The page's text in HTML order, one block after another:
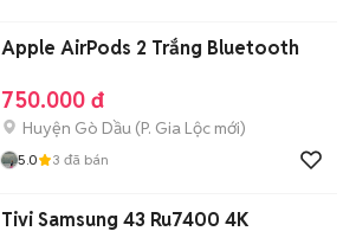
Apple AirPods 2 Trắng Bluetooth
750.000 đ
Huyện Gò Dầu (P. Gia Lộc mới)
5.0 3 đã bán
Tivi Samsung 43 Ru7400 4K